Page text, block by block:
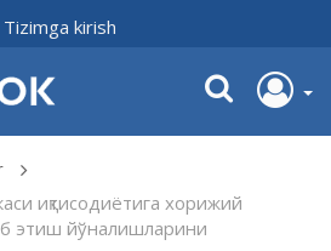
Tizimga kirish
иқтисодиётига хорижий
этиш йўналишларини